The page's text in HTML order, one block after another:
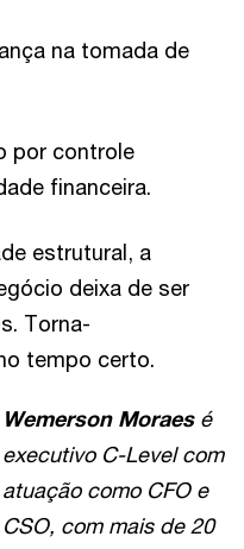
na tomada de
por controle
financeira.
estrutural, a
deixa de ser
Torna-
tempo certo.
Wemerson Moraes é
executivo C-Level com
atuação como CFO e
CSO, com mais de 20